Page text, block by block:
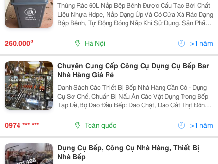
Thùng Rác 60L Nắp Bệp Bênh Được Cấu Tạo Bởi Chất
Liệu Nhựa Hdpe, Nắp Dạng Úp Và Có Cửa Xả Rác Dạng
Bập Bênh, Tự Động Đóng Nắp Khi Sử Dụng. Sản Phẩm
Thích Hợp Sử Dụng Trong Bếp Ăn, Nhà Hàng, Trường
Học, Hộ Gia Đình&Hellip; Mô Tả Chi Tiết Thùng Rác...
260.000₫ Hà Nội >1 năm
Chuyên Cung Cấp Công Cụ Dụng Cụ Bếp Bar
Nhà Hàng Giá Rẻ
Danh Sách Các Thiết Bị Bếp Nhà Hàng Cần Có - Dụng
Cụ Sơ Chế, Chuẩn Bị Nấu Ăn Các Vật Dụng Trong Bếp
Tạp Dề,Bộ Dao Đầu Bếp: Dao Chặt, Dao Cắt Thịt Đông
Lạnh, Dao Cắt Gọt Củ &Ndash; Quả, Làm Cá, Lạng Thịt
&Ndash; Cắt Lát, Dao Thái, Kéo, Dụng Cụ Mài...
0974 *** *** Toàn quốc >1 năm
Dụng Cụ Bếp, Công Cụ Nhà Hàng, Thiết Bị
Nhà Bếp